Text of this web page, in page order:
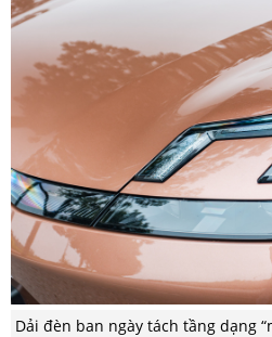
Dải đèn ban ngày tách tầng dạng